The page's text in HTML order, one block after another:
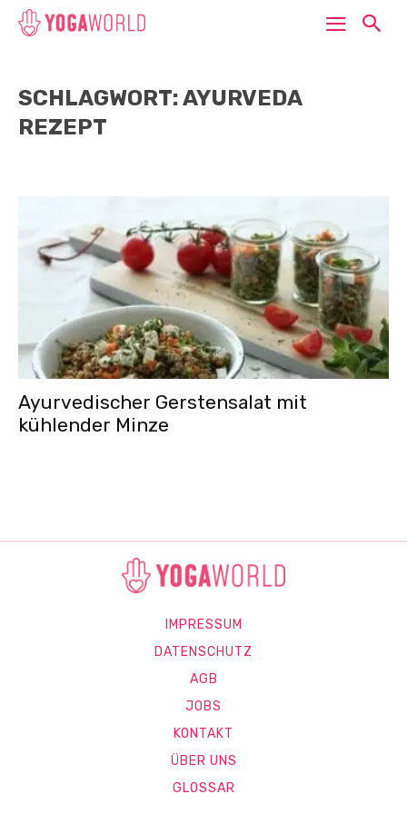
SCHLAGWORT: AYURVEDA
REZEPT
Ayurvedischer Gerstensalat mit
kühlender Minze
IMPRESSUM
DATENSCHUTZ
AGB
JOBS
KONTAKT
ÜBER UNS
GLOSSAR